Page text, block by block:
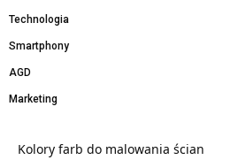
Technologia
Smartphony
AGD
Marketing
Kolory farb do malowania ścian